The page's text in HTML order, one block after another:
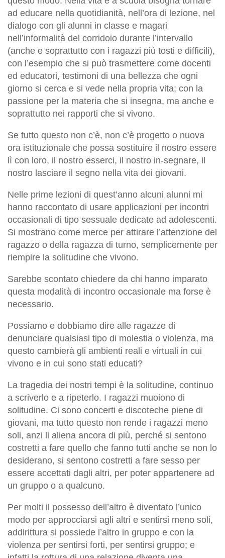
ad educare nella quotidianità, nell’ora di lezione, nel
dialogo con gli alunni in classe e magari
nell’informalità del corridoio durante l’intervallo
(anche e soprattutto con i ragazzi più tosti e difficili),
con l’esempio che si può trasmettere come docenti
ed educatori, testimoni di una bellezza che ogni
giorno si cerca e si vede nella propria vita; con la
passione per la materia che si insegna, ma anche e
soprattutto nei rapporti che si vivono.
Se tutto questo non c’è, non c’è progetto o nuova
ora istituzionale che possa sostituire il nostro essere
lì con loro, il nostro esserci, il nostro in-segnare, il
nostro lasciare il segno nella vita dei giovani.
Nelle prime lezioni di quest’anno alcuni alunni mi
hanno raccontato di usare applicazioni per incontri
occasionali di tipo sessuale dedicate ad adolescenti.
Si mostrano come merce per attirare l’attenzione del
ragazzo o della ragazza di turno, semplicemente per
riempire la solitudine che vivono.
Sarebbe scontato chiedere da chi hanno imparato
questa modalità di incontro occasionale ma forse è
necessario.
Possiamo e dobbiamo dire alle ragazze di
denunciare qualsiasi tipo di molestia o violenza, ma
questo cambierà gli ambienti reali e virtuali in cui
vivono e in cui sono stati educati?
La tragedia dei nostri tempi è la solitudine, continuo
a scriverlo e a ripeterlo. I ragazzi muoiono di
solitudine. Ci sono concerti e discoteche piene di
giovani, ma tutto questo non rende i ragazzi meno
soli, anzi li aliena ancora di più, perché si sentono
costretti a fare quello che fanno tutti anche se non lo
desiderano, si sentono costretti a fare sesso per
essere accettati dagli altri, per poter appartenere ad
un gruppo o a qualcuno.
Per molti il possesso dell’altro è diventato l’unico
modo per approcciarsi agli altri e sentirsi meno soli,
addirittura si possiede l’altro in gruppo e con la
violenza per sentirsi forti, per sentirsi gruppo; e